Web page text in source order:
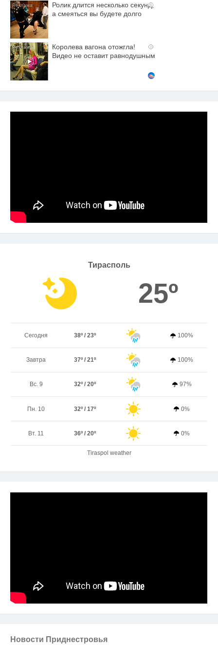
i
Ролик длится несколько секунд,
а смеяться вы будете долго
i
Королева вагона отожгла!
Видео не оставит равнодушным
Тирасполь
25º
Сегодня 38º / 23º 100%
Завтра 37º / 21º 100%
Вс. 9 32º / 20º 97%
Пн. 10 32º / 17º 0%
Вт. 11 36º / 20º 0%
Tiraspol weather
Новости Приднестровья